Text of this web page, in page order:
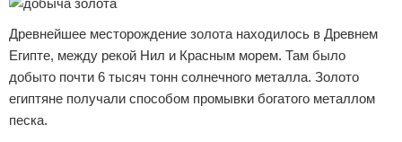
Древнейшее месторождение золота находилось в Древнем
Египте, между рекой Нил и Красным морем. Там было
добыто почти 6 тысяч тонн солнечного металла. Золото
египтяне получали способом промывки богатого металлом
песка.